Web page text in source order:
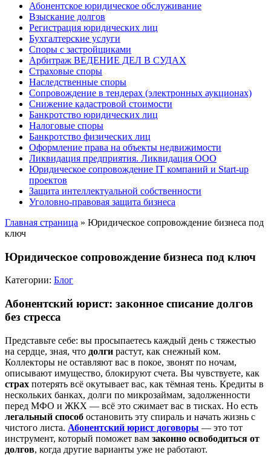
Абонентское юридическое обслуживание
Взыскание долгов
Регистрация юридических лиц
Бухгалтерские услуги
Споры с застройщиками
Арбитраж ВЕДЕНИЕ ДЕЛ В СУДАХ
Страховые споры
Наследственные споры
Сопровождение в тендерах (электронных аукционах)
Снижение кадастровой стоимости
Банкротство юридических лиц
Налоговые споры
Банкротство физических лиц
Оформление права на объекты недвижимости
Ликвидация предприятия. Ликвидация ООО
Юридическое сопровождение IT компаний и Start-up
проектов
Защита интеллектуальной собственности
Уголовно-правовая защита бизнеса
Главная страница » Юридическое сопровождение бизнеса под
ключ
Юридическое сопровождение бизнеса под ключ
Категории: Блог
Абонентский юрист: законное списание долгов
без стресса
Представьте себе: вы просыпаетесь каждый день с тяжестью
на сердце, зная, что долги растут, как снежный ком.
Коллекторы не оставляют вас в покое, звонят по ночам,
описывают имущество, блокируют счета. Вы чувствуете, как
страх потерять всё окутывает вас, как тёмная тень. Кредиты в
нескольких банках, долги по микрозаймам, задолженности
перед МФО и ЖКХ — всё это сжимает вас в тисках. Но есть
легальный способ остановить эту спираль и начать жизнь с
чистого листа. Абонентский юрист договоры — это тот
инструмент, который поможет вам законно освободиться от
долгов, когда другие варианты уже не работают.